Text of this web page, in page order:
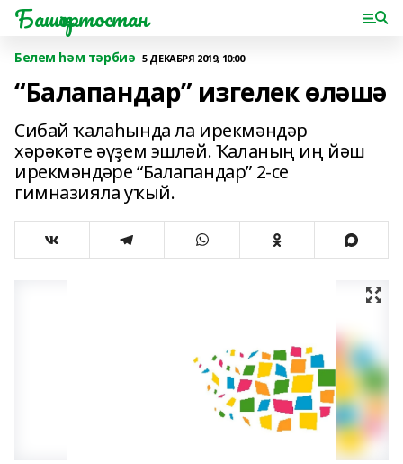
Башҡортостан
Белем һәм тәрбиә 5 ДЕКАБРЯ 2019, 10:00
“Балапандар” изгелек өләшә
Сибай ҡалаһында ла ирекмәндәр
хәрәкәте әүҙем эшләй. Ҡаланың иң йәш
ирекмәндәре “Балапандар” 2-се
гимназияла уҡый.